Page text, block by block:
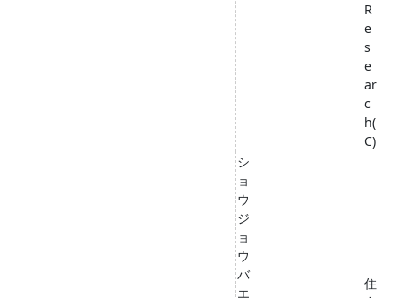
R
e
s
e
ar
c
h(
C)
シ
ョ
ウ
ジ
ョ
ウ
バ
エ
住